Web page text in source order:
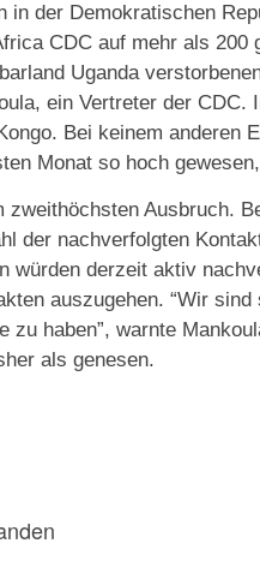
in der Demokratischen
CDC auf mehr als 200
Uganda
ein Vertreter der CDC.
Bei keinem anderen
Monat so hoch
Ausbruch.
der nachverfolgten
würden derzeit aktiv
auszugehen. “Wir
zu haben”, warnte
als genesen.